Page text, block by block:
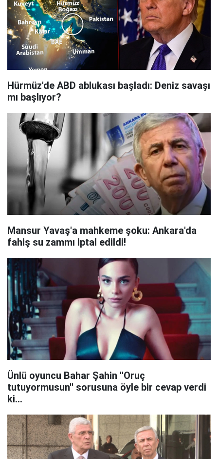
Hürmüz'de ABD ablukası başladı: Deniz savaşı
mı başlıyor?
Mansur Yavaş'a mahkeme şoku: Ankara'da
fahiş su zammı iptal edildi!
Ünlü oyuncu Bahar Şahin ''Oruç
tutuyormusun'' sorusuna öyle bir cevap verdi
ki...